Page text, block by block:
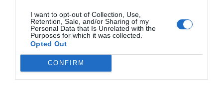
I want to opt-out of Collection, Use,
Retention, Sale, and/or Sharing of my
Personal Data that Is Unrelated with the
Purposes for which it was collected.
Opted Out
CONFIRM